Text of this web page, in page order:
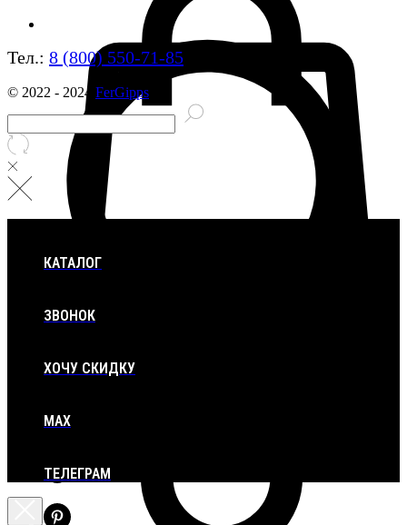
Тел.: 8 (800) 550-71-85
© 2022 - 2024 FerGipps
КАТАЛОГ
ЗВОНОК
ХОЧУ СКИДКУ
MAX
ТЕЛЕГРАМ